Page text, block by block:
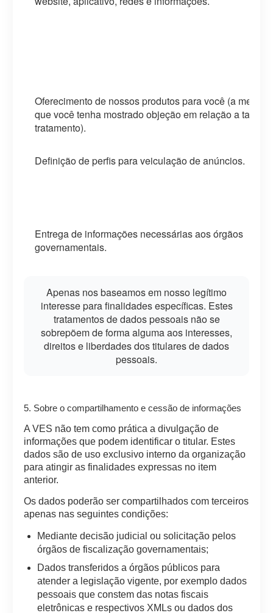
Oferecimento de nossos produtos para você (a menos
que você tenha mostrado objeção em relação a tal
tratamento).
Definição de perfis para veiculação de anúncios.
Entrega de informações necessárias aos órgãos
governamentais.
Apenas nos baseamos em nosso legítimo
interesse para finalidades específicas. Estes
tratamentos de dados pessoais não se
sobrepõem de forma alguma aos interesses,
direitos e liberdades dos titulares de dados
pessoais.
5. Sobre o compartilhamento e cessão de informações
A VES não tem como prática a divulgação de
informações que podem identificar o titular. Estes
dados são de uso exclusivo interno da organização
para atingir as finalidades expressas no item
anterior.
Os dados poderão ser compartilhados com terceiros
apenas nas seguintes condições:
Mediante decisão judicial ou solicitação pelos
órgãos de fiscalização governamentais;
Dados transferidos a órgãos públicos para
atender a legislação vigente, por exemplo dados
pessoais que constem das notas fiscais
eletrônicas e respectivos XMLs ou dados dos